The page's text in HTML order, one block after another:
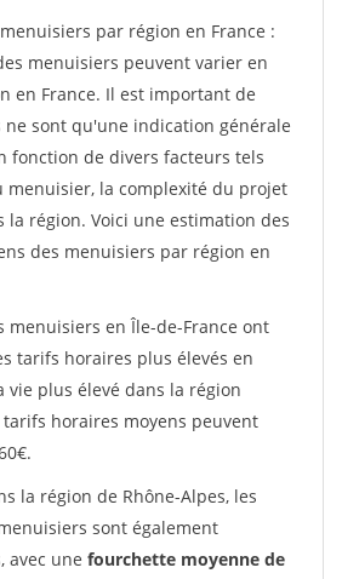
par région en France :
menuisiers peuvent varier en
en France. Il est important de
sont qu'une indication générale
fonction de divers facteurs tels
menuisier, la complexité du projet
la région. Voici une estimation des
des menuisiers par région en
menuisiers en Île-de-France ont
tarifs horaires plus élevés en
vie plus élevé dans la région
horaires moyens peuvent
la région de Rhône-Alpes, les
sont également
avec une fourchette moyenne de